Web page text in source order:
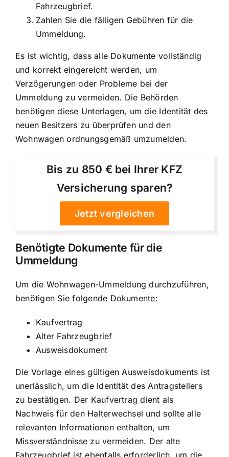
Fahrzeugbrief.
Zahlen Sie die fälligen Gebühren für die
Ummeldung.
Es ist wichtig, dass alle Dokumente vollständig
und korrekt eingereicht werden, um
Verzögerungen oder Probleme bei der
Ummeldung zu vermeiden. Die Behörden
benötigen diese Unterlagen, um die Identität des
neuen Besitzers zu überprüfen und den
Wohnwagen ordnungsgemäß umzumelden.
Bis zu 850 € bei Ihrer KFZ
Versicherung sparen?
Jetzt vergleichen
Benötigte Dokumente für die
Ummeldung
Um die Wohnwagen-Ummeldung durchzuführen,
benötigen Sie folgende Dokumente:
Kaufvertrag
Alter Fahrzeugbrief
Ausweisdokument
Die Vorlage eines gültigen Ausweisdokuments ist
unerlässlich, um die Identität des Antragstellers
zu bestätigen. Der Kaufvertrag dient als
Nachweis für den Halterwechsel und sollte alle
relevanten Informationen enthalten, um
Missverständnisse zu vermeiden. Der alte